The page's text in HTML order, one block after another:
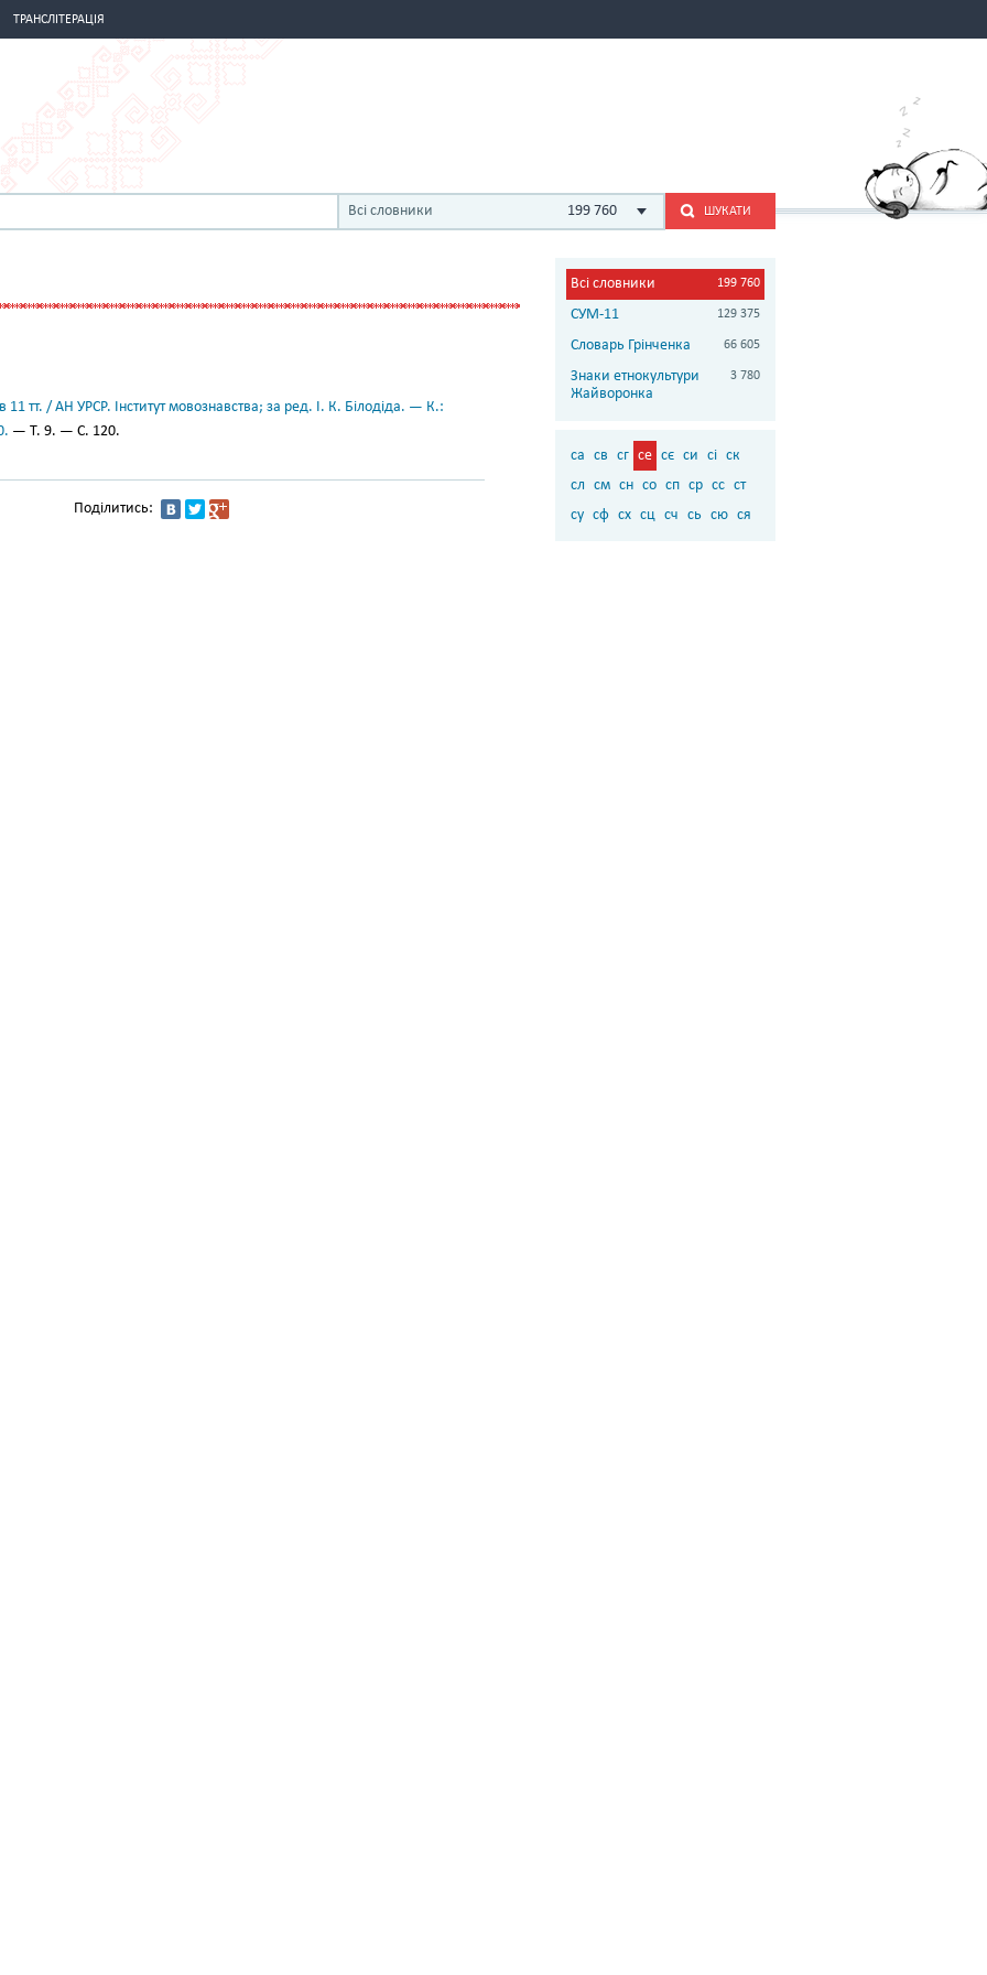
ТРАНСЛІТЕРАЦІЯ
Всі словники 199 760 ШУКАТИ
11 тт. / АН УРСР. Інститут мовознавства; за ред. І. К. Білодіда. — К.:
— Т. 9. — С. 120.
Поділитись:
Всі словники 199 760
СУМ-11 129 375
Словарь Грінченка 66 605
Знаки етнокультури
Жайворонка
3 780
са св сг се сє си сі ск
сл см сн со сп ср сс ст
су сф сх сц сч сь сю ся